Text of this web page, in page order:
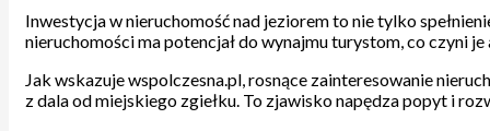
Inwestycja w nieruchomość nad jeziorem to nie tylko
nieruchomości ma potencjał do wynajmu turystom, co czyni
Jak wskazuje wspolczesna.pl, rosnące zainteresowanie
z dala od miejskiego zgiełku. To zjawisko napędza popyt i